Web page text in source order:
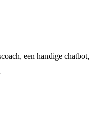
een handige chatbot,